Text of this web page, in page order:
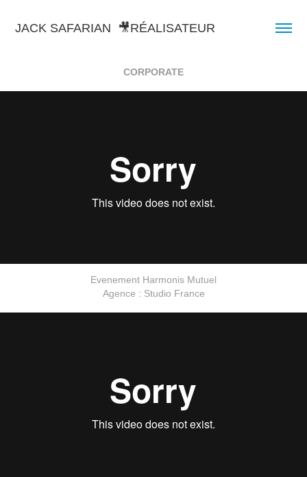
JACK SAFARIAN  🎥RÉALISATEUR
CORPORATE
Evenement Harmonis Mutuel
Agence : Studio France